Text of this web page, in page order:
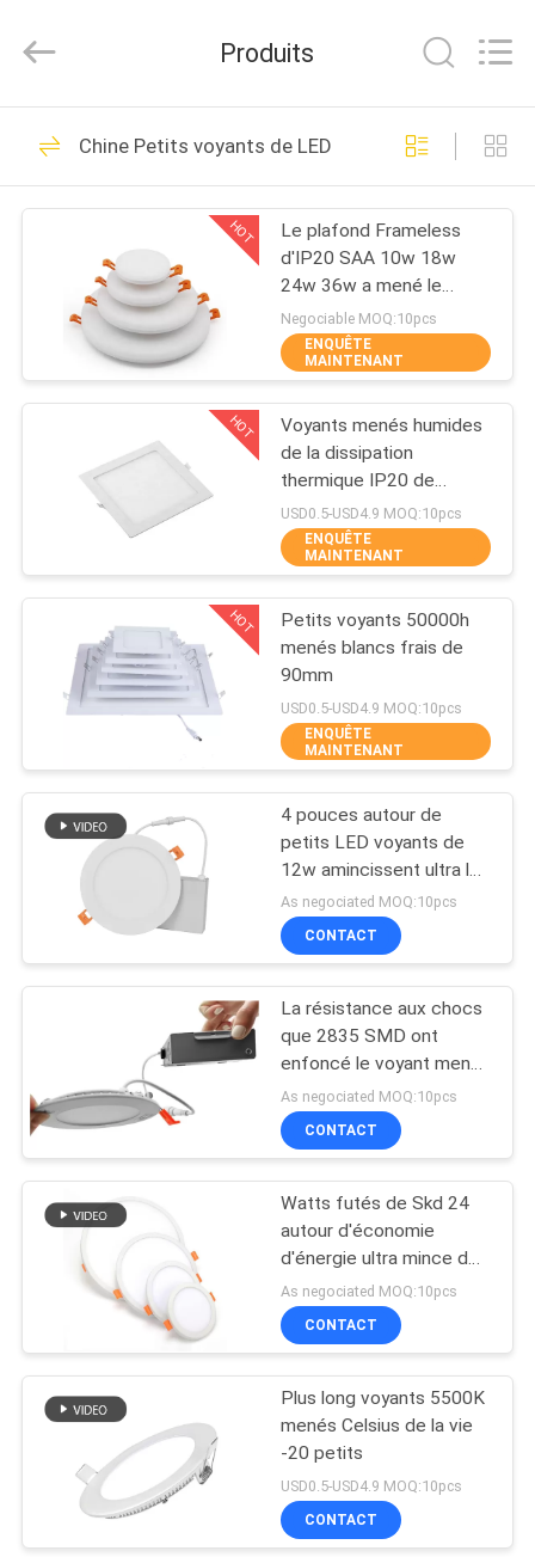
MAISON
PRODUITS
SUJET
NOUS
VISITE
D'USINE
CONTRÔLE
QUALITÉ
CONTACTEZ-
NOUS
NOUVELLES
LINE
PLAN
POLICY
Group
Co.,Ltd.
Reserved.
Voyants du plafond
47
Voyants ultra
minces de LED
35
Petits voyants de
Réverbères
extérieurs de LED
106
Lumières de bande
colorées de LED
22
Lumières élevées
industrielles de la
21
Produits
Chine Petits voyants de LED
HOT
Le plafond Frameless
d'IP20 SAA 10w 18w
24w 36w a mené le
panneau
Negociable MOQ:10pcs
ENQUÊTE
MAINTENANT
HOT
Voyants menés humides
de la dissipation
thermique IP20 de
preuve petits
USD0.5-USD4.9 MOQ:10pcs
ENQUÊTE
MAINTENANT
HOT
Petits voyants 50000h
menés blancs frais de
90mm
USD0.5-USD4.9 MOQ:10pcs
ENQUÊTE
MAINTENANT
4 pouces autour de
petits LED voyants de
12w amincissent ultra le
plafonnier mené
As negociated MOQ:10pcs
CONTACT
La résistance aux chocs
que 2835 SMD ont
enfoncé le voyant mené
mince avec la boîte de
fer
As negociated MOQ:10pcs
CONTACT
Watts futés de Skd 24
autour d'économie
d'énergie ultra mince de
voyant
As negociated MOQ:10pcs
CONTACT
Plus long voyants 5500K
menés Celsius de la vie
-20 petits
USD0.5-USD4.9 MOQ:10pcs
CONTACT